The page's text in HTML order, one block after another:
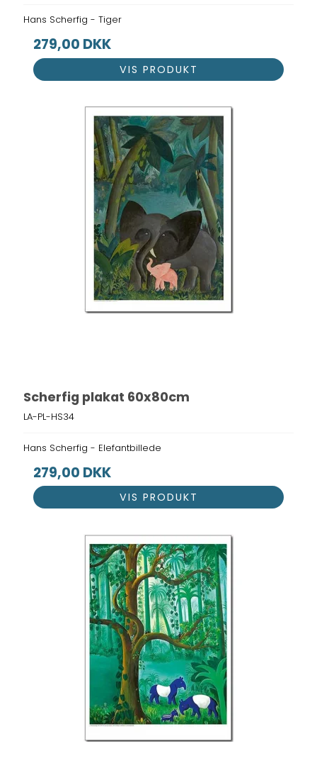
Hans Scherfig - Tiger
279,00 DKK
VIS PRODUKT
Scherfig plakat 60x80cm
LA-PL-HS34
Hans Scherfig - Elefantbillede
279,00 DKK
VIS PRODUKT